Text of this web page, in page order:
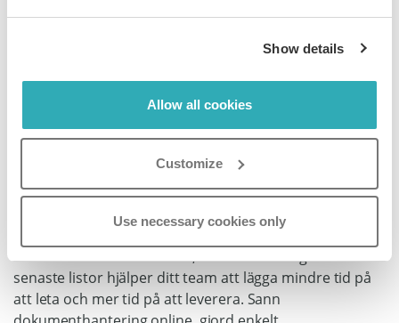
Show details
Allow all cookies
Customize
Use necessary cookies only
Ögonblick med Intuitiv
Dokumentprogramvara
enheter. Paperturns digitala dokumentprogramvara
levererar omedelbar sökning i hela ditt
dokumenthanteringssystem online och hittar den
senaste versionen efter titel, tagg eller textfragment på
millisekunder. Smarta filter, förhandsvisningar och
senaste listor hjälper ditt team att lägga mindre tid på
att leta och mer tid på att leverera. Sann